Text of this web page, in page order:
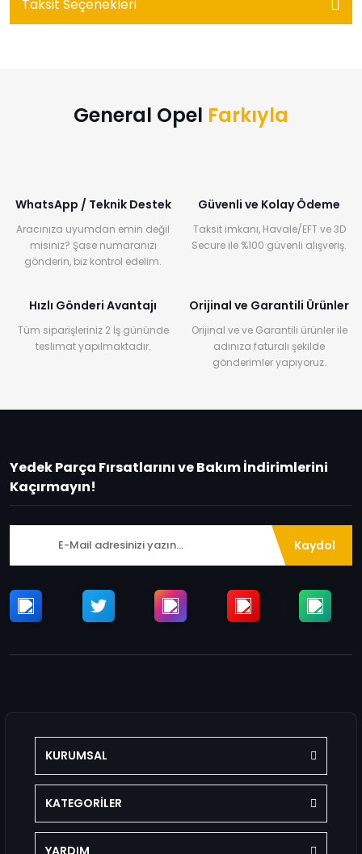
Taksit Seçenekleri
General Opel Farkıyla
WhatsApp / Teknik Destek
Aracınıza uyumdan emin değil
misiniz? Şase numaranızı
gönderin, biz kontrol edelim.
Güvenli ve Kolay Ödeme
Taksit imkanı, Havale/EFT ve 3D
Secure ile %100 güvenli alışveriş.
Hızlı Gönderi Avantajı
Tüm siparişleriniz 2 İş gününde
teslimat yapılmaktadır.
Orijinal ve Garantili Ürünler
Orijinal ve ve Garantili ürünler ile
adınıza faturalı şekilde
gönderimler yapıyoruz.
Yedek Parça Fırsatlarını ve Bakım İndirimlerini
Kaçırmayın!
Kaydol
KURUMSAL
KATEGORİLER
YARDIM